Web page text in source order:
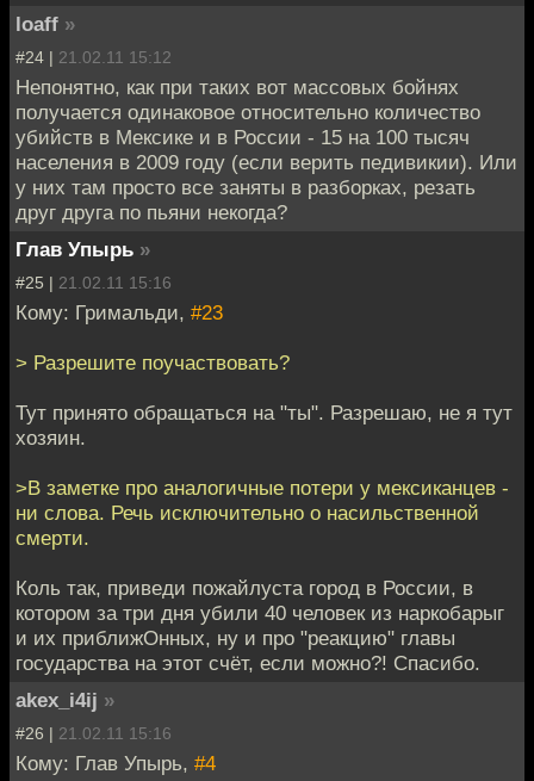
loaff »
#24 | 21.02.11 15:12
Непонятно, как при таких вот массовых бойнях
получается одинаковое относительно количество
убийств в Мексике и в России - 15 на 100 тысяч
населения в 2009 году (если верить педивикии). Или
у них там просто все заняты в разборках, резать
друг друга по пьяни некогда?
Глав Упырь »
#25 | 21.02.11 15:16
Кому: Гримальди, #23
> Разрешите поучаствовать?
Тут принято обращаться на "ты". Разрешаю, не я тут
хозяин.
>В заметке про аналогичные потери у мексиканцев -
ни слова. Речь исключительно о насильственной
смерти.
Коль так, приведи пожайлуста город в России, в
котором за три дня убили 40 человек из наркобарыг
и их приближОнных, ну и про "реакцию" главы
государства на этот счёт, если можно?! Спасибо.
akex_i4ij »
#26 | 21.02.11 15:16
Кому: Глав Упырь, #4